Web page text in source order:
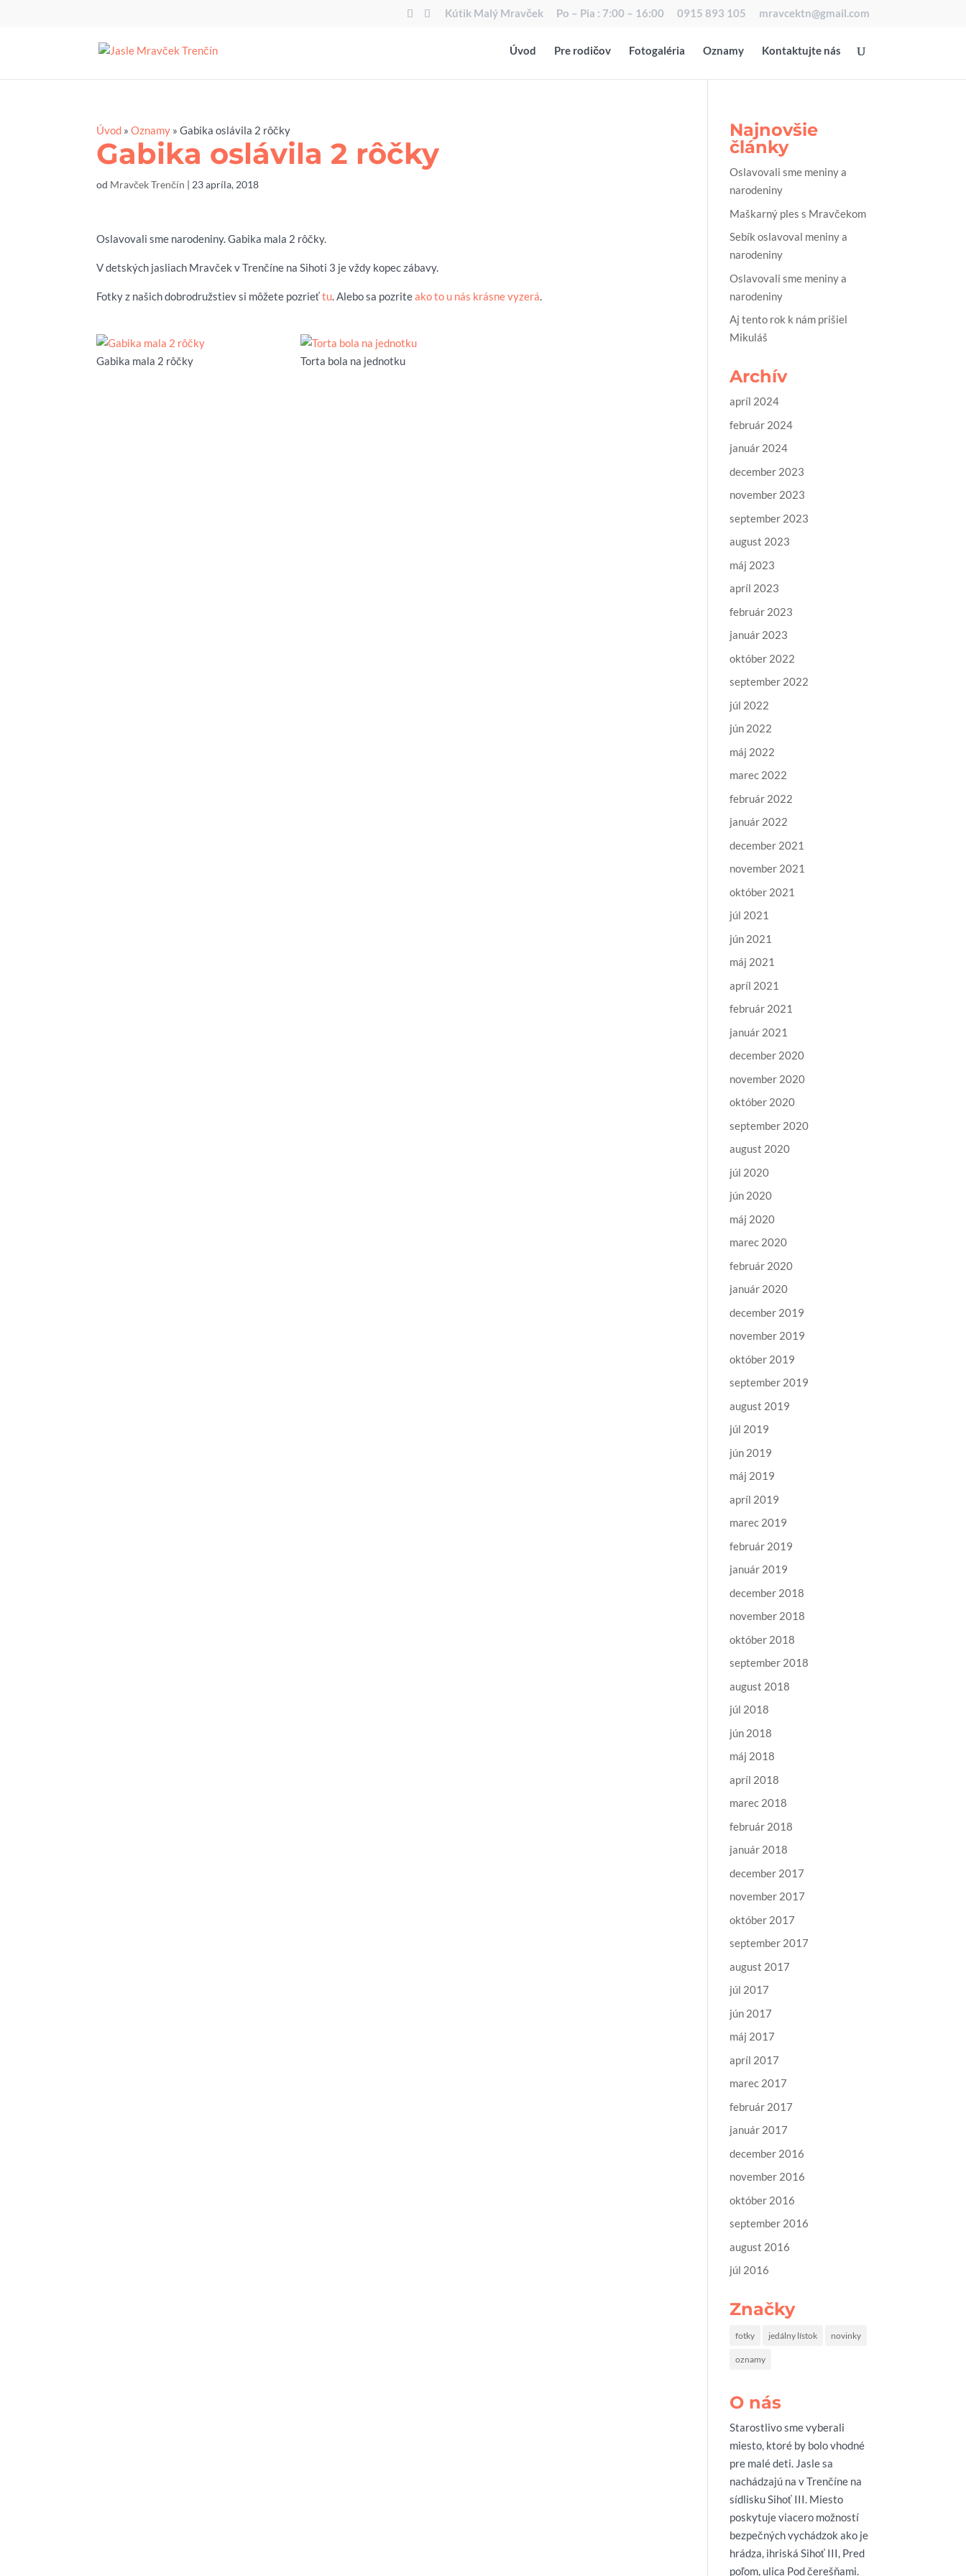
Kútik Malý Mravček Po – Pia : 7:00 – 16:00 0915 893 105 mravcektn@gmail.com
Úvod Pre rodičov Fotogaléria Oznamy Kontaktujte nás
Úvod »Oznamy »Gabika oslávila 2 rôčky
Gabika oslávila 2 rôčky
od Mravček Trenčín | 23 apríla, 2018
Oslavovali sme narodeniny. Gabika mala 2 rôčky.
V detských jasliach Mravček v Trenčíne na Sihoti 3 je vždy kopec zábavy.
Fotky z našich dobrodružstiev si môžete pozrieťtu. Alebo sa pozriteako to u nás krásne vyzerá.
Gabika mala 2 rôčky Torta bola na jednotku
Najnovšie
články
Oslavovali sme meniny a
narodeniny
Maškarný ples s Mravčekom
Sebík oslavoval meniny a
narodeniny
Oslavovali sme meniny a
narodeniny
Aj tento rok k nám prišiel
Mikuláš
Archív
apríl 2024
február 2024
január 2024
december 2023
november 2023
september 2023
august 2023
máj 2023
apríl 2023
február 2023
január 2023
október 2022
september 2022
júl 2022
jún 2022
máj 2022
marec 2022
február 2022
január 2022
december 2021
november 2021
október 2021
júl 2021
jún 2021
máj 2021
apríl 2021
február 2021
január 2021
december 2020
november 2020
október 2020
september 2020
august 2020
júl 2020
jún 2020
máj 2020
marec 2020
február 2020
január 2020
december 2019
november 2019
október 2019
september 2019
august 2019
júl 2019
jún 2019
máj 2019
apríl 2019
marec 2019
február 2019
január 2019
december 2018
november 2018
október 2018
september 2018
august 2018
júl 2018
jún 2018
máj 2018
apríl 2018
marec 2018
február 2018
január 2018
december 2017
november 2017
október 2017
september 2017
august 2017
júl 2017
jún 2017
máj 2017
apríl 2017
marec 2017
február 2017
január 2017
december 2016
november 2016
október 2016
september 2016
august 2016
júl 2016
Značky
fotky jedálny lístok novinky
oznamy
O nás
Starostlivo sme vyberali
miesto, ktoré by bolo vhodné
pre malé deti. Jasle sa
nachádzajú na v Trenčíne na
sídlisku Sihoť III. Miesto
poskytuje viacero možností
bezpečných vychádzok ako je
hrádza, ihriská Sihoť III, Pred
poľom, ulica Pod čerešňami.